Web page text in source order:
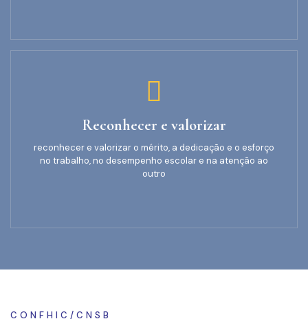
Reconhecer e valorizar
reconhecer e valorizar o mérito, a dedicação e o esforço
no trabalho, no desempenho escolar e na atenção ao
outro
CONFHIC/CNSB